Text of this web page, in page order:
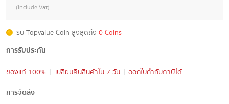
(include Vat)
รับ Topvalue Coin สูงสุดถึง 0 Coins
การรับประกัน
ของแท้ 100%
เปลี่ยนคืนสินค้าใน 7 วัน
ออกใบกำกับภาษีได้
การจัดส่ง